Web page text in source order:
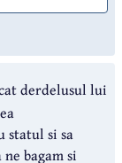
derdelusul lui
statul si sa
bagam si